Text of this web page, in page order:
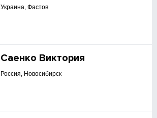
Украина, Фастов
Саенко Виктория
Россия, Новосибирск